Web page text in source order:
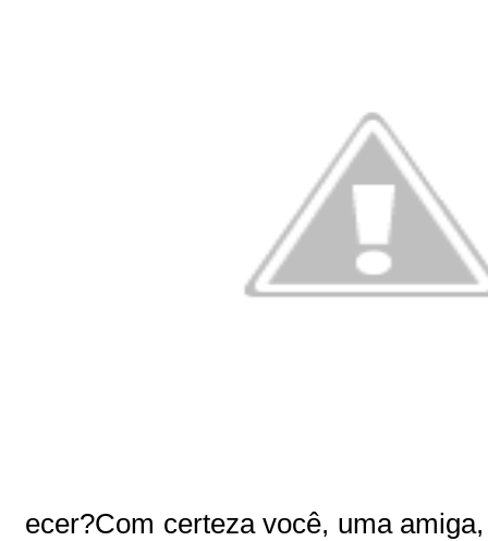
ecer?Com certeza você, uma